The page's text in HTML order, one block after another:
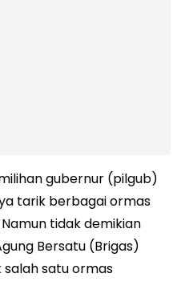
gubernur (pilgub)
tarik berbagai ormas
tidak demikian
Bersatu (Brigas)
satu ormas